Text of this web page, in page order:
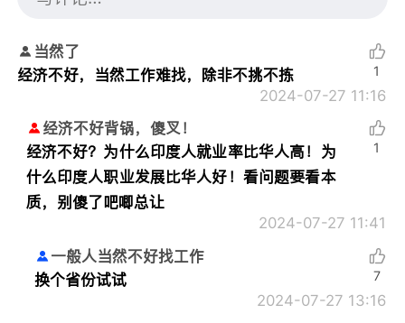
当然了
经济不好，当然工作难找，除非不挑不拣
2024-07-27 11:16
1
经济不好背锅，傻叉！
经济不好？为什么印度人就业率比华人高！为
什么印度人职业发展比华人好！看问题要看本
质，别傻了吧唧总让
2024-07-27 11:41
1
一般人当然不好找工作
换个省份试试
2024-07-27 13:16
7